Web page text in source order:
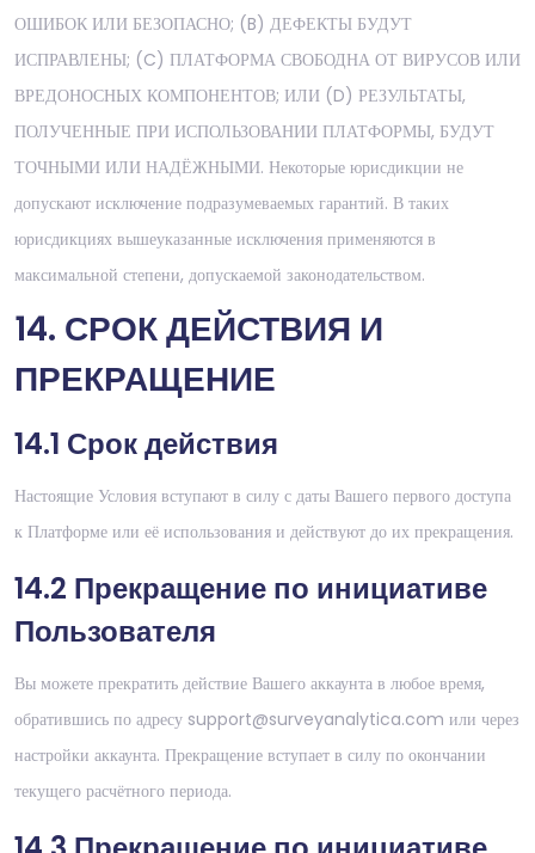
ОШИБОК ИЛИ БЕЗОПАСНО; (B) ДЕФЕКТЫ БУДУТ
ИСПРАВЛЕНЫ; (C) ПЛАТФОРМА СВОБОДНА ОТ ВИРУСОВ ИЛИ
ВРЕДОНОСНЫХ КОМПОНЕНТОВ; ИЛИ (D) РЕЗУЛЬТАТЫ,
ПОЛУЧЕННЫЕ ПРИ ИСПОЛЬЗОВАНИИ ПЛАТФОРМЫ, БУДУТ
ТОЧНЫМИ ИЛИ НАДЁЖНЫМИ. Некоторые юрисдикции не
допускают исключение подразумеваемых гарантий. В таких
юрисдикциях вышеуказанные исключения применяются в
максимальной степени, допускаемой законодательством.
14. СРОК ДЕЙСТВИЯ И
ПРЕКРАЩЕНИЕ
14.1 Срок действия
Настоящие Условия вступают в силу с даты Вашего первого доступа
к Платформе или её использования и действуют до их прекращения.
14.2 Прекращение по инициативе
Пользователя
Вы можете прекратить действие Вашего аккаунта в любое время,
обратившись по адресу support@surveyanalytica.com или через
настройки аккаунта. Прекращение вступает в силу по окончании
текущего расчётного периода.
We use cookies
your experience, analyse traffic, and personalise